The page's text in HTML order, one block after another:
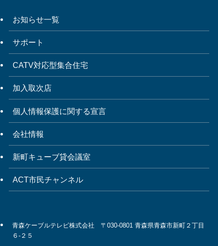
お知らせ一覧
サポート
CATV対応型集合住宅
加入取次店
個人情報保護に関する宣言
会社情報
新町キューブ貸会議室
ACT市民チャンネル
青森ケーブルテレビ株式会社 〒030-0801 青森県青森市新町２丁目
６-２５